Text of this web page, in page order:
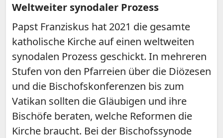
Weltweiter synodaler Prozess
Papst Franziskus hat 2021 die gesamte
katholische Kirche auf einen weltweiten
synodalen Prozess geschickt. In mehreren
Stufen von den Pfarreien über die Diözesen
und die Bischofskonferenzen bis zum
Vatikan sollten die Gläubigen und ihre
Bischöfe beraten, welche Reformen die
Kirche braucht. Bei der Bischofssynode